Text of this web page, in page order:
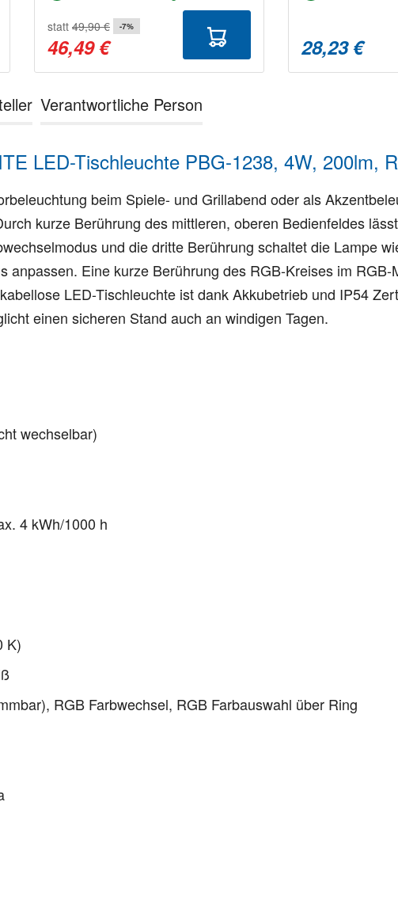
statt 49,90 € -7%
46,49 € 28,23 €
Verantwortliche Person
LED-Tischleuchte PBG-1238, 4W, 200lm,
beim Spiele- und Grillabend oder als
kurze Berührung des mittleren, oberen Bedienfeldes
und die dritte Berührung schaltet die Lampe
anpassen. Eine kurze Berührung des RGB-Kreises im
LED-Tischleuchte ist dank Akkubetrieb und IP54
einen sicheren Stand auch an windigen Tagen.
wechselbar)
4 kWh/1000 h
K)
RGB Farbwechsel, RGB Farbauswahl über Ring